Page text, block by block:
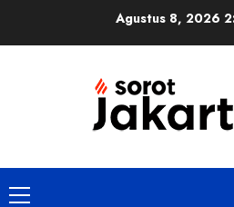
Agustus 8, 2026
Primary